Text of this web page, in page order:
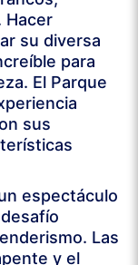
Hacer
su diversa
para
El Parque
sus
espectáculo
Las
y el